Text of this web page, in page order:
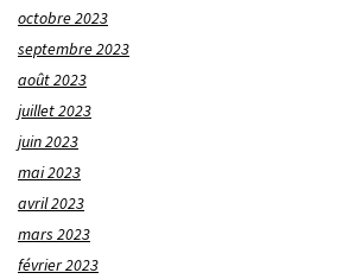
octobre 2023
septembre 2023
août 2023
juillet 2023
juin 2023
mai 2023
avril 2023
mars 2023
février 2023